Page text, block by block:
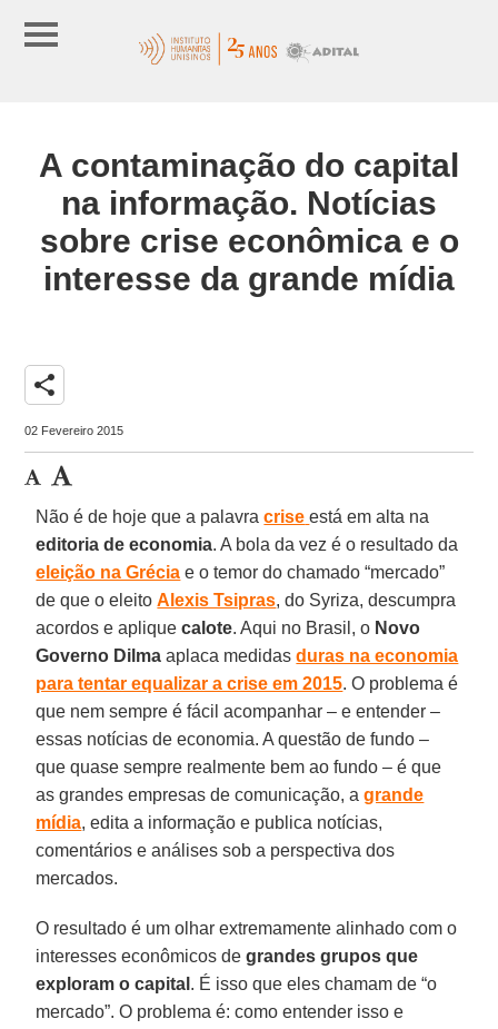
A contaminação do capital
na informação. Notícias
sobre crise econômica e o
interesse da grande mídia
share
02 Fevereiro 2015
Não é de hoje que a palavracrise está em alta na
editoria de economia. A bola da vez é o resultado da
eleição na Grécia e o temor do chamado “mercado”
de que o eleitoAlexis Tsipras, do Syriza, descumpra
acordos e apliquecalote. Aqui no Brasil, o Novo
Governo Dilma aplaca medidasduras na economia
para tentar equalizar a crise em 2015. O problema é
que nem sempre é fácil acompanhar – e entender –
essas notícias de economia. A questão de fundo –
que quase sempre realmente bem ao fundo – é que
as grandes empresas de comunicação, agrande
mídia, edita a informação e publica notícias,
comentários e análises sob a perspectiva dos
mercados.
O resultado é um olhar extremamente alinhado com o
interesses econômicos degrandes grupos que
exploram o capital . É isso que eles chamam de “o
mercado”. O problema é: como entender isso e